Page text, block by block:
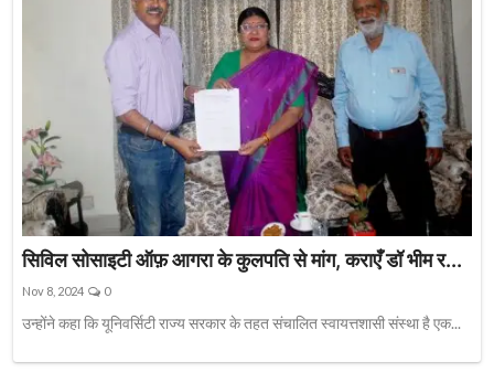
सिविल सोसाइटी ऑफ़ आगरा के कुलपति से मांग, कराएँ डॉ भीम र...
Nov 8, 2024 0
उन्होंने कहा कि यूनिवर्सिटी राज्य सरकार के तहत संचालित स्वायत्तशासी संस्था है एक...